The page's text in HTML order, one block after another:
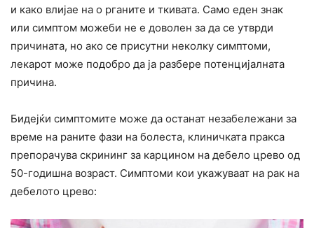
и како влијае на о рганите и ткивата. Само еден знак
или симптом можеби не е доволен за да се утврди
причината, но ако се присутни неколку симптоми,
лекарот може подобро да ја разбере потенцијалната
причина.
Бидејќи симптомите може да останат незабележани за
време на раните фази на болеста, клиничката пракса
препорачува скрининг за карцином на дебело црево од
50-годишна возраст. Симптоми кои укажуваат на рак на
дебелото црево: